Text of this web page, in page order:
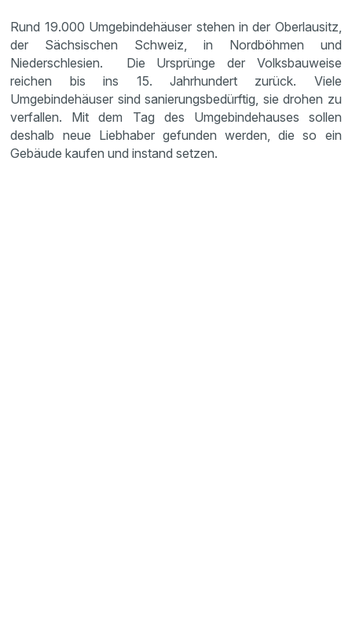
Rund 19.000 Umgebindehäuser stehen in der Oberlausitz,
der Sächsischen Schweiz, in Nordböhmen und
Niederschlesien. Die Ursprünge der Volksbauweise
reichen bis ins 15. Jahrhundert zurück. Viele
Umgebindehäuser sind sanierungsbedürftig, sie drohen zu
verfallen. Mit dem Tag des Umgebindehauses sollen
deshalb neue Liebhaber gefunden werden, die so ein
Gebäude kaufen und instand setzen.